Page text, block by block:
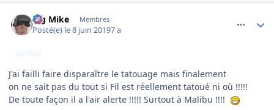
Big Mike Membres
Posté(e) le 8 juin 20197 a
AUTEUR
J'ai failli faire disparaître le tatouage mais finalement
on ne sait pas du tout si Fil est réellement tatoué ni où !!!!!
De toute façon il a l'air alerte !!!!! Surtout à Malibu !!!!